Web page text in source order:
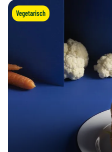
Vegetarisch